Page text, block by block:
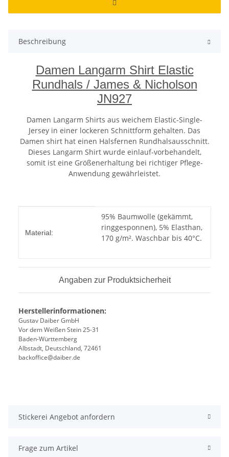
Beschreibung
Damen Langarm Shirt Elastic
Rundhals / James & Nicholson
JN927
Damen Langarm Shirts aus weichem Elastic-Single-
Jersey in einer lockeren Schnittform gehalten. Das
Damen shirt hat einen Halsfernen Rundhalsausschnitt.
Dieses Langarm Shirt wurde einlauf-vorbehandelt,
somit ist eine Größenerhaltung bei richtiger Pflege-
Anwendung gewährleistet.
Material:
95% Baumwolle (gekämmt,
ringgesponnen), 5% Elasthan,
170 g/m². Waschbar bis 40°C.
Angaben zur Produktsicherheit
Herstellerinformationen:
Gustav Daiber GmbH
Vor dem Weißen Stein 25-31
Baden-Württemberg
Albstadt, Deutschland, 72461
backoffice@daiber.de
Stickerei Angebot anfordern
Frage zum Artikel